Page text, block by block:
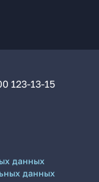
123-13-15
данных
данных